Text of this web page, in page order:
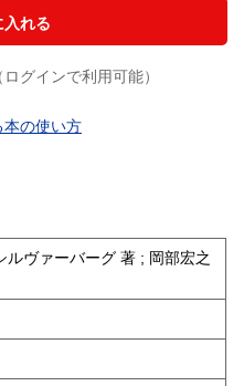
入れる
グインで利用可能）
本の使い方
ルヴァーバーグ 著 ; 岡部宏之